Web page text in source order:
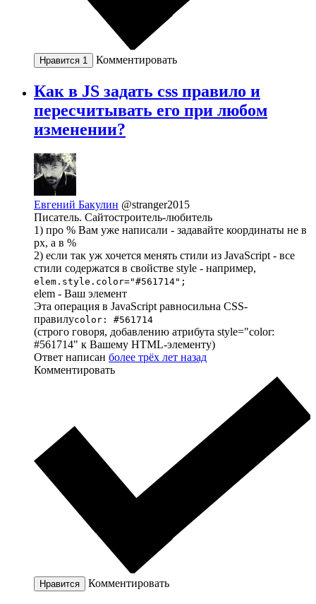
Нравится 1 Комментировать
Как в JS задать css правило и
пересчитывать его при любом
изменении?
Евгений Бакулин @stranger2015
Писатель. Сайтостроитель-любитель
1) про % Вам уже написали - задавайте координаты не в
px, а в %
2) если так уж хочется менять стили из JavaScript - все
стили содержатся в свойстве style - например,
elem.style.color="#561714";
elem - Ваш элемент
Эта операция в JavaScript равносильна CSS-
правилуcolor: #561714
(строго говоря, добавлению атрибута style="color:
#561714" к Вашему HTML-элементу)
Ответ написан более трёх лет назад
Комментировать
Нравится Комментировать